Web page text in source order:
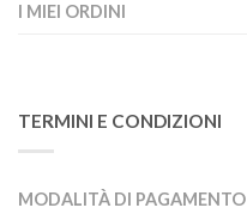
I MIEI ORDINI
TERMINI E CONDIZIONI
MODALITÀ DI PAGAMENTO